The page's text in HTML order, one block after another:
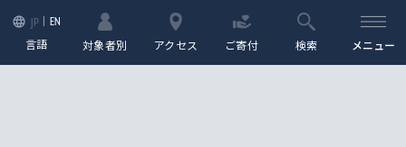
JP EN
言語 対象者別 アクセス ご寄付 検索 メニュー